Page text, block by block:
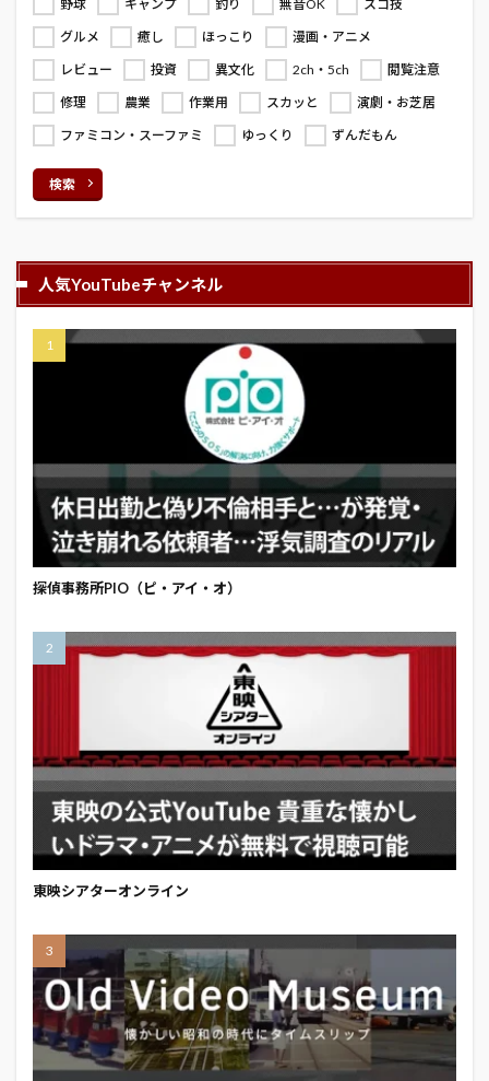
野球 キャンプ 釣り 無音OK
スゴ技
グルメ
癒し ほっこり
漫画・アニメ
レビュー
投資 異文化 2ch・5ch
閲覧注意
修理
農業 作業用 スカッと
演劇・お芝居
ファミコン・スーファミ
ゆっくり ずんだもん
検索
人気YouTubeチャンネル
探偵事務所PIO（ピ・アイ・オ）
東映シアターオンライン